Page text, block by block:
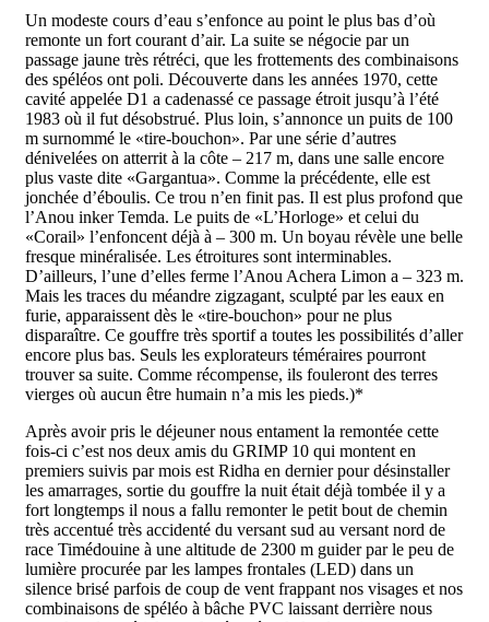
Un modeste cours d’eau s’enfonce au point le plus bas d’où
remonte un fort courant d’air. La suite se négocie par un
passage jaune très rétréci, que les frottements des combinaisons
des spéléos ont poli. Découverte dans les années 1970, cette
cavité appelée D1 a cadenassé ce passage étroit jusqu’à l’été
1983 où il fut désobstrué. Plus loin, s’annonce un puits de 100
m surnommé le «tire-bouchon». Par une série d’autres
dénivelées on atterrit à la côte – 217 m, dans une salle encore
plus vaste dite «Gargantua». Comme la précédente, elle est
jonchée d’éboulis. Ce trou n’en finit pas. Il est plus profond que
l’Anou inker Temda. Le puits de «L’Horloge» et celui du
«Corail» l’enfoncent déjà à – 300 m. Un boyau révèle une belle
fresque minéralisée. Les étroitures sont interminables.
D’ailleurs, l’une d’elles ferme l’Anou Achera Limon a – 323 m.
Mais les traces du méandre zigzagant, sculpté par les eaux en
furie, apparaissent dès le «tire-bouchon» pour ne plus
disparaître. Ce gouffre très sportif a toutes les possibilités d’aller
encore plus bas. Seuls les explorateurs téméraires pourront
trouver sa suite. Comme récompense, ils fouleront des terres
vierges où aucun être humain n’a mis les pieds.)*
Après avoir pris le déjeuner nous entament la remontée cette
fois-ci c’est nos deux amis du GRIMP 10 qui montent en
premiers suivis par mois est Ridha en dernier pour désinstaller
les amarrages, sortie du gouffre la nuit était déjà tombée il y a
fort longtemps il nous a fallu remonter le petit bout de chemin
très accentué très accidenté du versant sud au versant nord de
race Timédouine à une altitude de 2300 m guider par le peu de
lumière procurée par les lampes frontales (LED) dans un
silence brisé parfois de coup de vent frappant nos visages et nos
combinaisons de spéléo à bâche PVC laissant derrière nous